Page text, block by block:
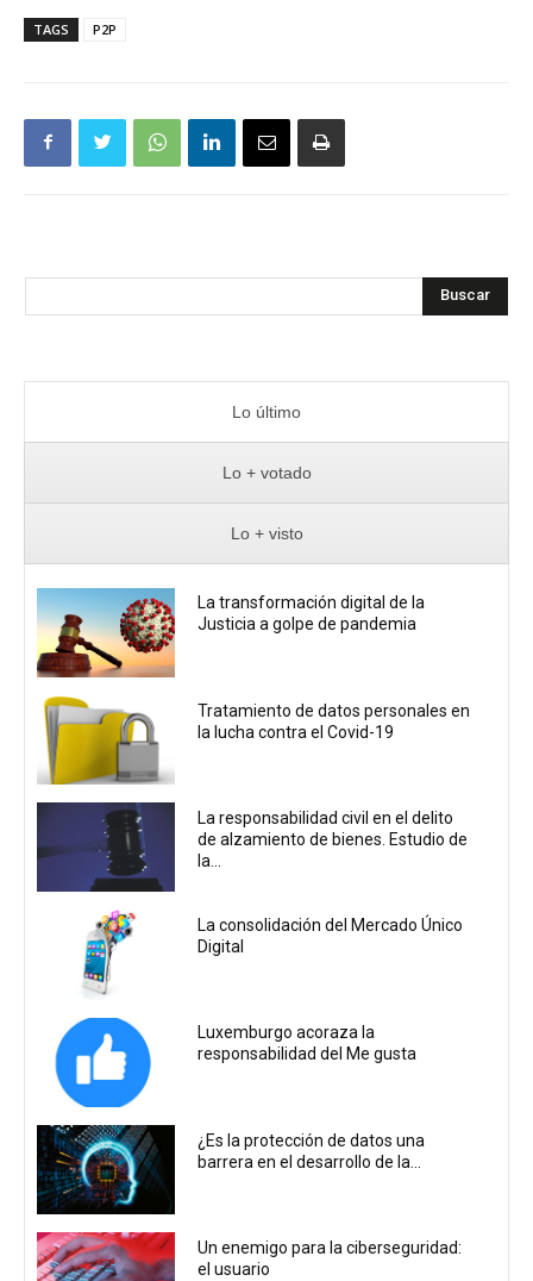
TAGS P2P
Buscar
Lo último
Lo + votado
Lo + visto
La transformación digital de la
Justicia a golpe de pandemia
Tratamiento de datos personales en
la lucha contra el Covid-19
La responsabilidad civil en el delito
de alzamiento de bienes. Estudio de
la...
La consolidación del Mercado Único
Digital
Luxemburgo acoraza la
responsabilidad del Me gusta
¿Es la protección de datos una
barrera en el desarrollo de la...
Un enemigo para la ciberseguridad:
el usuario